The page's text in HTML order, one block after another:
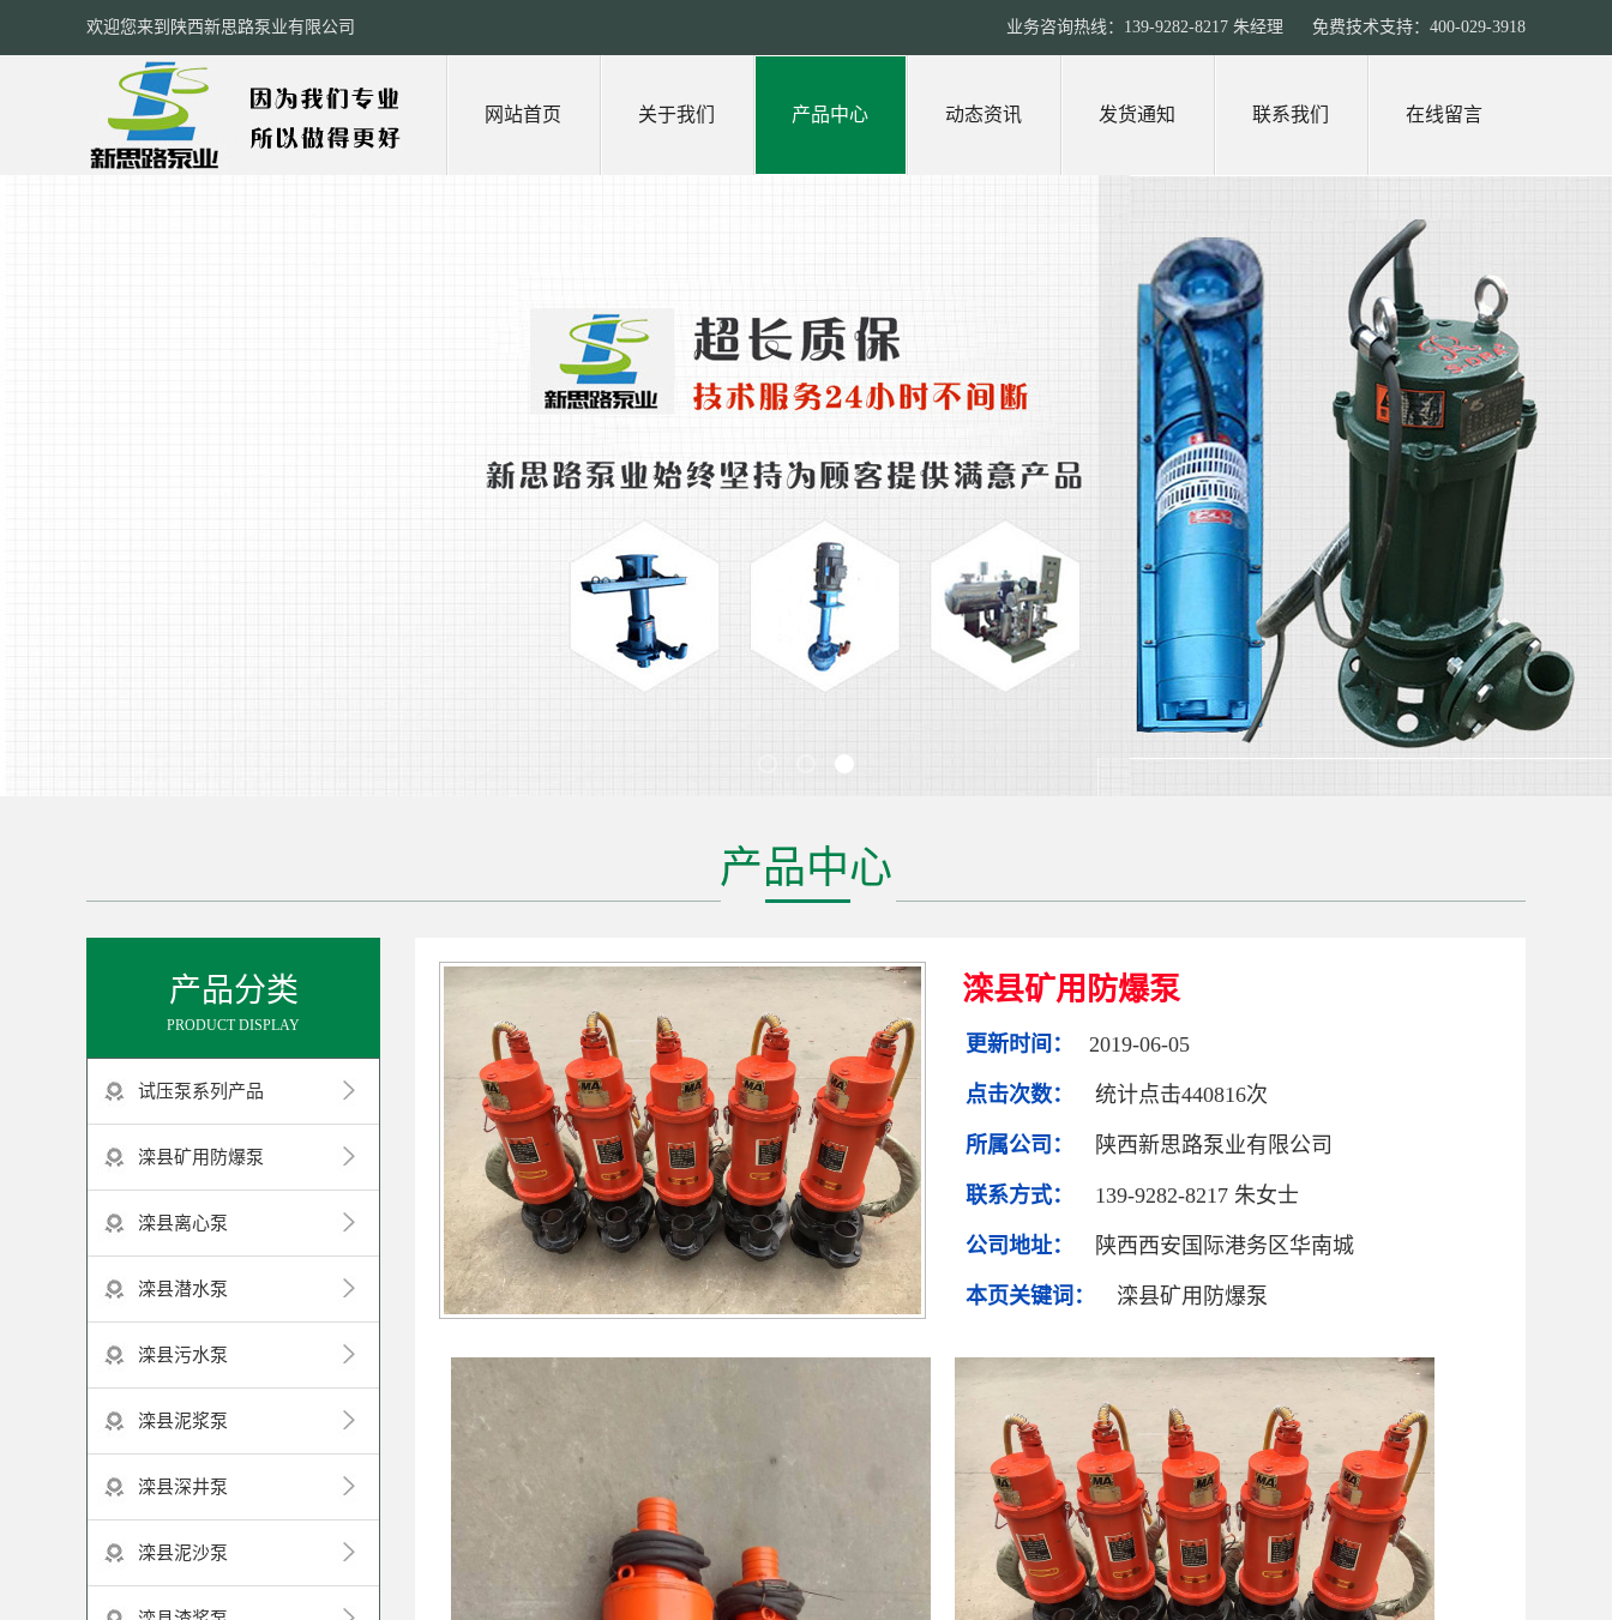
欢迎您来到陕西新思路泵业有限公司 业务咨询热线：139-9282-8217 朱经理 免费技术支持：400-029-3918
网站首页 关于我们 产品中心 动态资讯 发货通知 联系我们 在线留言
产品中心
产品分类
PRODUCT DISPLAY
试压泵系列产品
滦县矿用防爆泵
滦县离心泵
滦县潜水泵
滦县污水泵
滦县泥浆泵
滦县深井泵
滦县泥沙泵
滦县矿用防爆泵
更新时间： 2019-06-05
点击次数： 统计点击440816次
所属公司： 陕西新思路泵业有限公司
联系方式： 139-9282-8217 朱女士
公司地址： 陕西西安国际港务区华南城
本页关键词： 滦县矿用防爆泵